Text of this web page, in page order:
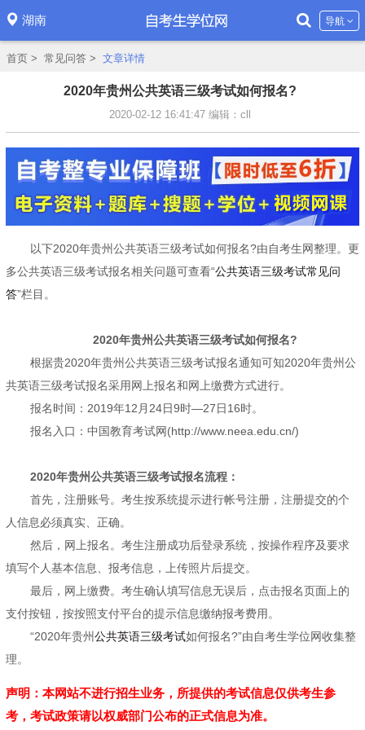
湖南 导航
首页 > 常见问答 > 文章详情
2020年贵州公共英语三级考试如何报名?
2020-02-12 16:41:47 编辑：cll
以下2020年贵州公共英语三级考试如何报名?由自考生网整理。更
多公共英语三级考试报名相关问题可查看“公共英语三级考试常见问
答”栏目。
2020年贵州公共英语三级考试如何报名?
根据贵2020年贵州公共英语三级考试报名通知可知2020年贵州公
共英语三级考试报名采用网上报名和网上缴费方式进行。
报名时间：2019年12月24日9时—27日16时。
报名入口：中国教育考试网(http://www.neea.edu.cn/)
2020年贵州公共英语三级考试报名流程：
首先，注册账号。考生按系统提示进行帐号注册，注册提交的个
人信息必须真实、正确。
然后，网上报名。考生注册成功后登录系统，按操作程序及要求
填写个人基本信息、报考信息，上传照片后提交。
最后，网上缴费。考生确认填写信息无误后，点击报名页面上的
支付按钮，按按照支付平台的提示信息缴纳报考费用。
“2020年贵州公共英语三级考试如何报名?”由自考生学位网收集整
理。
声明：本网站不进行招生业务，所提供的考试信息仅供考生参
考，考试政策请以权威部门公布的正式信息为准。